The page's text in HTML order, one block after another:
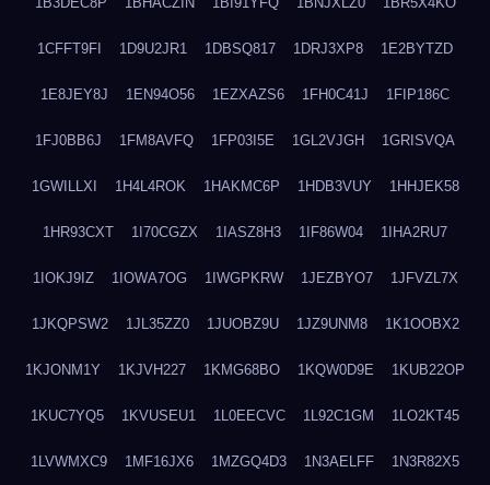
1CFFT9FI 1D9U2JR1 1DBSQ817 1DRJ3XP8 1E2BYTZD
1E8JEY8J 1EN94O56 1EZXAZS6 1FH0C41J 1FIP186C
1FJ0BB6J 1FM8AVFQ 1FP03I5E 1GL2VJGH 1GRISVQA
1GWILLXI 1H4L4ROK 1HAKMC6P 1HDB3VUY 1HHJEK58
1HR93CXT 1I70CGZX 1IASZ8H3 1IF86W04 1IHA2RU7
1IOKJ9IZ 1IOWA7OG 1IWGPKRW 1JEZBYO7 1JFVZL7X
1JKQPSW2 1JL35ZZ0 1JUOBZ9U 1JZ9UNM8 1K1OOBX2
1KJONM1Y 1KJVH227 1KMG68BO 1KQW0D9E 1KUB22OP
1KUC7YQ5 1KVUSEU1 1L0EECVC 1L92C1GM 1LO2KT45
1LVWMXC9 1MF16JX6 1MZGQ4D3 1N3AELFF 1N3R82X5